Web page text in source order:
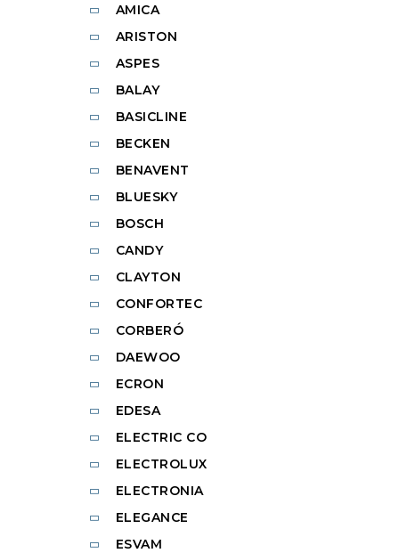
AMICA
ARISTON
ASPES
BALAY
BASICLINE
BECKEN
BENAVENT
BLUESKY
BOSCH
CANDY
CLAYTON
CONFORTEC
CORBERÓ
DAEWOO
ECRON
EDESA
ELECTRIC CO
ELECTROLUX
ELECTRONIA
ELEGANCE
ESVAM